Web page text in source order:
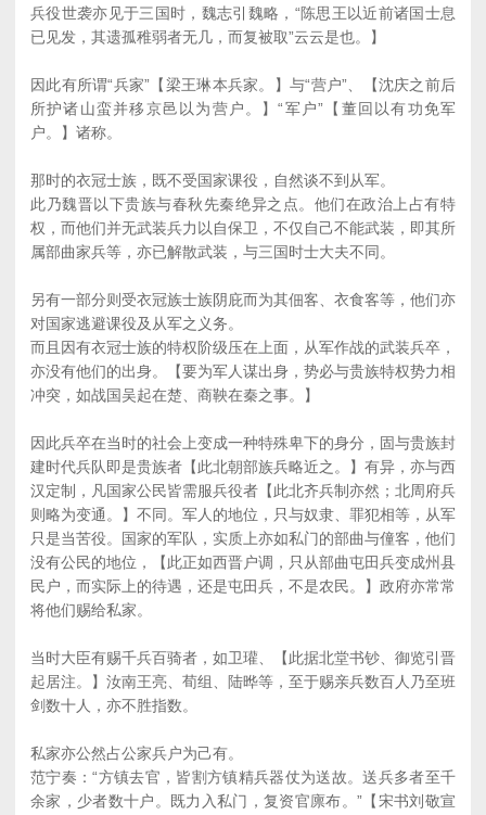
兵役世袭亦见于三国时，魏志引魏略，“陈思王以近前诸国士息
已见发，其遗孤稚弱者无几，而复被取”云云是也。】
因此有所谓“兵家”【梁王琳本兵家。】与“营户”、【沈庆之前后
所护诸山蛮并移京邑以为营户。】“军户”【董回以有功免军
户。】诸称。
那时的衣冠士族，既不受国家课役，自然谈不到从军。
此乃魏晋以下贵族与春秋先秦绝异之点。他们在政治上占有特
权，而他们并无武装兵力以自保卫，不仅自己不能武装，即其所
属部曲家兵等，亦已解散武装，与三国时士大夫不同。
另有一部分则受衣冠族士族阴庇而为其佃客、衣食客等，他们亦
对国家逃避课役及从军之义务。
而且因有衣冠士族的特权阶级压在上面，从军作战的武装兵卒，
亦没有他们的出身。【要为军人谋出身，势必与贵族特权势力相
冲突，如战国吴起在楚、商鞅在秦之事。】
因此兵卒在当时的社会上变成一种特殊卑下的身分，固与贵族封
建时代兵队即是贵族者【此北朝部族兵略近之。】有异，亦与西
汉定制，凡国家公民皆需服兵役者【此北齐兵制亦然；北周府兵
则略为变通。】不同。军人的地位，只与奴隶、罪犯相等，从军
只是当苦役。国家的军队，实质上亦如私门的部曲与僮客，他们
没有公民的地位，【此正如西晋户调，只从部曲屯田兵变成州县
民户，而实际上的待遇，还是屯田兵，不是农民。】政府亦常常
将他们赐给私家。
当时大臣有赐千兵百骑者，如卫瓘、【此据北堂书钞、御览引晋
起居注。】汝南王亮、荀组、陆晔等，至于赐亲兵数百人乃至班
剑数十人，亦不胜指数。
私家亦公然占公家兵户为己有。
范宁奏：“方镇去官，皆割方镇精兵器仗为送故。送兵多者至千
余家，少者数十户。既力入私门，复资官廪布。”【宋书刘敬宣